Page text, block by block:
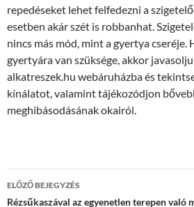
repedéseket lehet felfedezni a
esetben akár szét is robbanhat.
nincs más mód, mint a gyertya cseréje.
gyertyára van szüksége, akkor
alkatreszek.hu webáruházba és
kínálatot, valamint tájékozódjon
meghibásodásának okairól.
Bejegyzés
ELŐZŐ BEJEGYZÉS
Rézsűkaszával az egyenetlen terepen való